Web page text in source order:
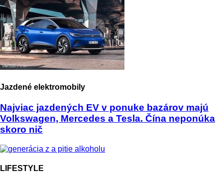
Jazdené elektromobily
Najviac jazdených EV v ponuke bazárov majú
Volkswagen, Mercedes a Tesla. Čína neponúka
skoro nič
LIFESTYLE